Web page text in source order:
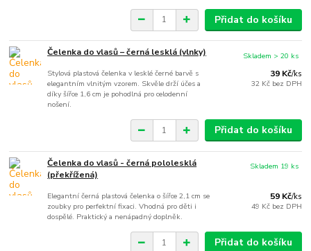
Přidat do košíku
Čelenka do vlasů – černá lesklá (vlnky)
Stylová plastová čelenka v lesklé černé barvě s
elegantním vlnitým vzorem. Skvěle drží účes a
díky šířce 1,6 cm je pohodlná pro celodenní
nošení.
39 Kč/ks
32 Kč bez DPH
Skladem > 20 ks
Přidat do košíku
Čelenka do vlasů - černá pololesklá
(překřížená)
Elegantní černá plastová čelenka o šířce 2,1 cm se
zoubky pro perfektní fixaci. Vhodná pro děti i
dospělé. Praktický a nenápadný doplněk.
59 Kč/ks
49 Kč bez DPH
Skladem 19 ks
Přidat do košíku